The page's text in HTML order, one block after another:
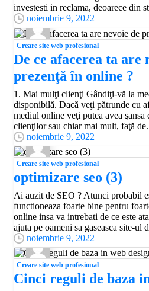
investesti in reclama, deoarece din
noiembrie 9, 2022
Creare site web profesional
De ce afacerea ta are
prezenţă în online ?
1. Mai mulţi clienţi Gândiţi-vă la
disponibilă. Dacă veţi pătrunde cu
mediul online veţi putea avea şansa
clienţilor sau chiar mai mult, faţă
noiembrie 9, 2022
Creare site web profesional
optimizare seo (3)
Ai auzit de SEO ? Atunci probabil
functioneaza foarte bine pentru
online insa va intrebati de ce este
ajuta pe oameni sa gaseasca site-ul
noiembrie 9, 2022
Creare site web profesional
Cinci reguli de baza